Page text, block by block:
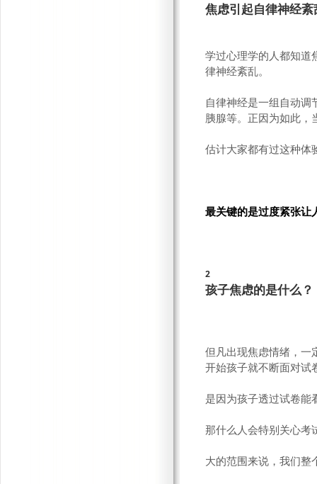
焦虑引起自律神经紊
学过心理学的人都知道
律神经紊乱。
自律神经是一组自动调
胰腺等。正因为如此，
估计大家都有过这种体
最关键的是过度紧张让
2
孩子焦虑的是什么？
但凡出现焦虑情绪，一
开始孩子就不断面对试
是因为孩子透过试卷能
那什么人会特别关心考
大的范围来说，我们整